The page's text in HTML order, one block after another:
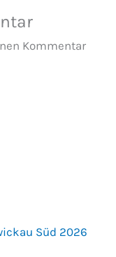
Kommentar
Süd 2026